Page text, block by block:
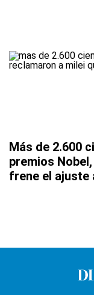
Más de 2.600
premios
frene el ajuste